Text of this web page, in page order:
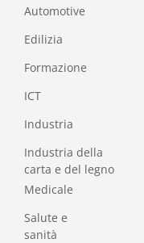
Automotive
Edilizia
Formazione
ICT
Industria
Industria della
carta e del legno
Medicale
Salute e
sanità